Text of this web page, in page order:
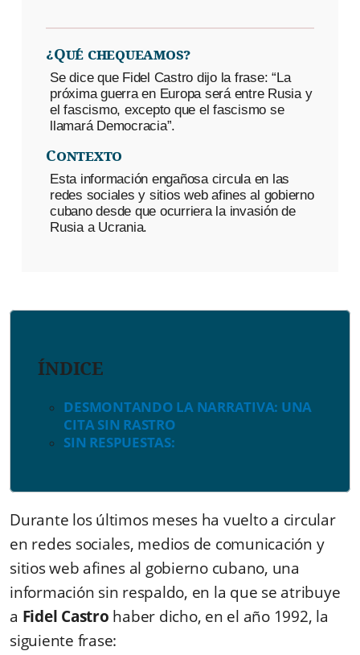
¿Qué chequeamos?
Se dice que Fidel Castro dijo la frase: “La
próxima guerra en Europa será entre Rusia y
el fascismo, excepto que el fascismo se
llamará Democracia”.
Contexto
Esta información engañosa circula en las
redes sociales y sitios web afines al gobierno
cubano desde que ocurriera la invasión de
Rusia a Ucrania.
ÍNDICE
DESMONTANDO LA NARRATIVA: UNA
CITA SIN RASTRO
SIN RESPUESTAS:
Durante los últimos meses ha vuelto a circular
en redes sociales, medios de comunicación y
sitios web afines al gobierno cubano, una
información sin respaldo, en la que se atribuye
a Fidel Castro haber dicho, en el año 1992, la
siguiente frase: